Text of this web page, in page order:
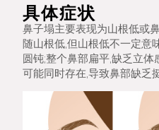
具体症状
鼻子塌主要表现为山根低或
随山根低,但山根低不一定意
圆钝;整个鼻部扁平,缺乏立
可能同时存在,导致鼻部缺乏